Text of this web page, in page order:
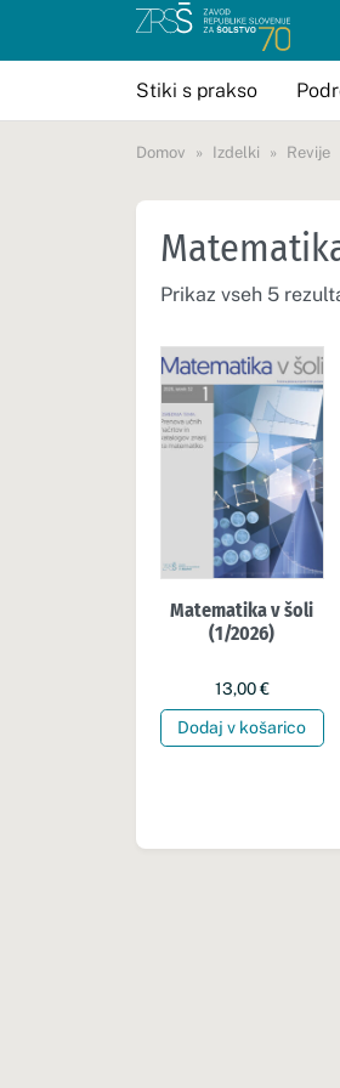
Stiki s prakso
Domov Izdelki Revije
Prikaz vseh 5
Matematika v šoli
(1/2026)
13,00€
Dodaj v košarico